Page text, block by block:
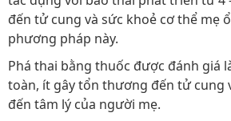
đến tử cung và sức khoẻ cơ thể mẹ
phương pháp này.
Phá thai bằng thuốc được đánh giá
toàn, ít gây tổn thương đến tử cung
đến tâm lý của người mẹ.